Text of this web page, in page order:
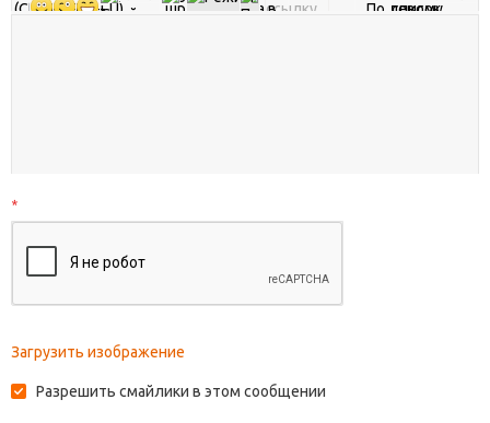
*
Загрузить изображение
Разрешить смайлики в этом сообщении